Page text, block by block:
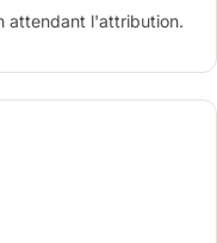
attendant l'attribution.